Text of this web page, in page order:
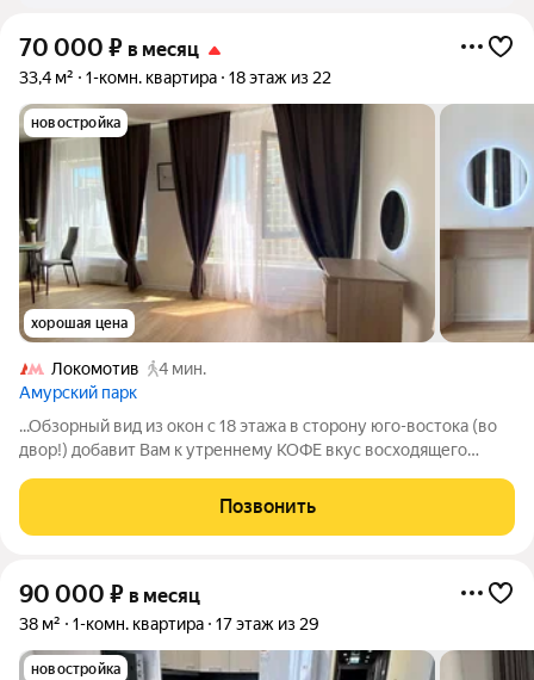
70 000 ₽ в месяц
33,4 м² 1-комн. квартира 18 этаж из 22
новостройка
хорошая цена
Локомотив
4 мин.
Амурский парк
...Обзорный вид из окон с 18 этажа в сторону юго-востока (во
двор!) добавит Вам к утреннему КОФЕ вкус восходящего
"Амурский парк" после РЕМОНТА, представлена для
КОМФОРТНОГО проживания одного
Позвонить
90 000 ₽ в месяц
38 м² 1-комн. квартира 17 этаж из 29
новостройка